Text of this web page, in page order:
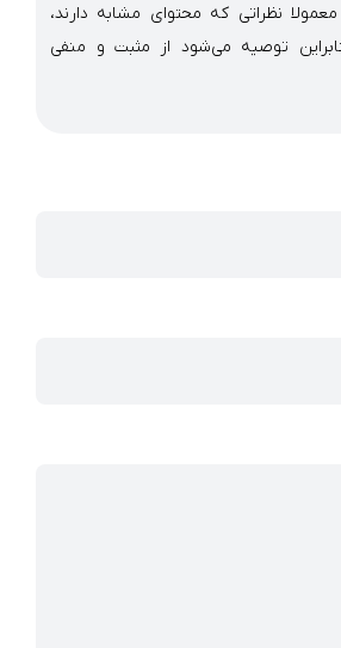
نظراتی که محتوای مشابه دارند،
توصیه می‌شود از مثبت و منفی